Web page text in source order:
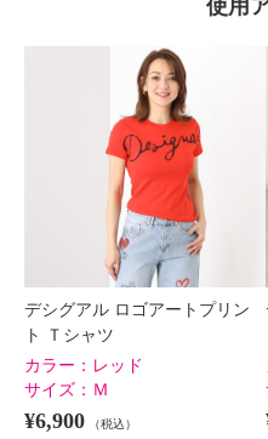
使用
デシグアル ロゴアートプリン
ト Ｔシャツ
カラー： レッド
サイズ： Ｍ
¥6,900 （税込）